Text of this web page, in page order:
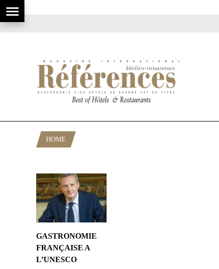
HOME
GASTRONOMIE
FRANÇAISE A
L’UNESCO